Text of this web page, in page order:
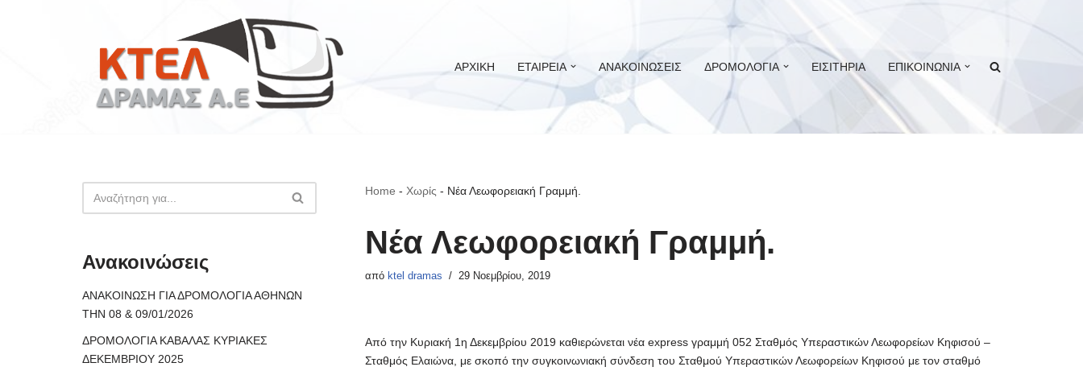
ΑΡΧΙΚΗ ΕΤΑΙΡΕΙΑ ΑΝΑΚΟΙΝΩΣΕΙΣ ΔΡΟΜΟΛΟΓΙΑ ΕΙΣΙΤΗΡΙΑ ΕΠΙΚΟΙΝΩΝΙΑ
Ανακοινώσεις
ΑΝΑΚΟΙΝΩΣΗ ΓΙΑ ΔΡΟΜΟΛΟΓΙΑ ΑΘΗΝΩΝ
ΤΗΝ 08 & 09/01/2026
ΔΡΟΜΟΛΟΓΙΑ ΚΑΒΑΛΑΣ ΚΥΡΙΑΚΕΣ
ΔΕΚΕΜΒΡΙΟΥ 2025
Home - Χωρίς - Νέα Λεωφορειακή Γραμμή.
Νέα Λεωφορειακή Γραμμή.
από ktel dramas 29 Νοεμβρίου, 2019
Από την Κυριακή 1η Δεκεμβρίου 2019 καθιερώνεται νέα express γραμμή 052 Σταθμός Υπεραστικών Λεωφορείων Κηφισού –
Σταθμός Ελαιώνα, με σκοπό την συγκοινωνιακή σύνδεση του Σταθμού Υπεραστικών Λεωφορείων Κηφισού με τον σταθμό